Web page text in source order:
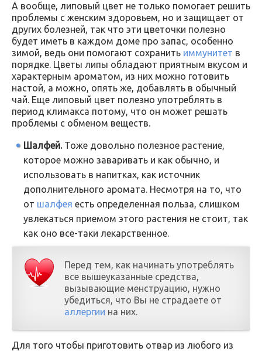
А вообще, липовый цвет не только помогает решить
проблемы с женским здоровьем, но и защищает от
других болезней, так что эти цветочки полезно
будет иметь в каждом доме про запас, особенно
зимой, ведь они помогают сохранить иммунитет в
порядке. Цветы липы обладают приятным вкусом и
характерным ароматом, из них можно готовить
настой, а можно, опять же, добавлять в обычный
чай. Еще липовый цвет полезно употреблять в
период климакса потому, что он может решать
проблемы с обменом веществ.
Шалфей.Тоже довольно полезное растение,
которое можно заваривать и как обычно, и
использовать в напитках, как источник
дополнительного аромата. Несмотря на то, что
от шалфея есть определенная польза, слишком
увлекаться приемом этого растения не стоит, так
как оно все-таки лекарственное.
Перед тем, как начинать употреблять
все вышеуказанные средства,
вызывающие менструацию, нужно
убедиться, что Вы не страдаете от
аллергии на них.
Для того чтобы приготовить отвар из любого из